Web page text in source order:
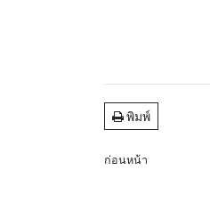
พิมพ์
ก่อนหน้า